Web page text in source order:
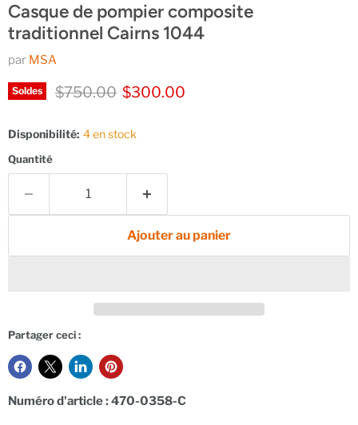
Casque de pompier composite
traditionnel Cairns 1044
par MSA
Soldes Prix d'origine
$750.00 Prix actuel
$300.00
Disponibilité: 4 en stock
Quantité
Ajouter au panier
Partager ceci :
Numéro d'article : 470-0358-C